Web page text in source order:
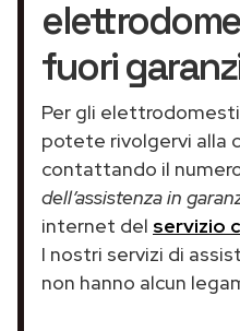
fuori
Per gli
potete rivolgervi alla
contattando il
dell’assistenza in
internet del servizio
I nostri servizi di
non hanno alcun